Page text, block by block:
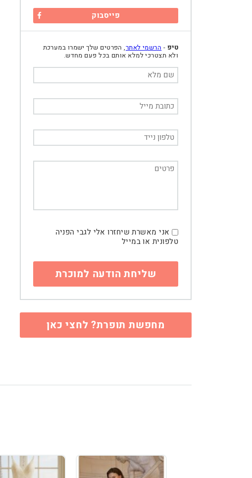
פייסבוק
טיפ - הרשמי לאתר, הפרטים שלך ישמרו במערכת
ולא תצטרכי למלא אותם בכל פעם מחדש.
אני מאשרת שיחזרו אלי לגבי הפניה
טלפונית או במייל
מחפשת תופרת? לחצי כאן